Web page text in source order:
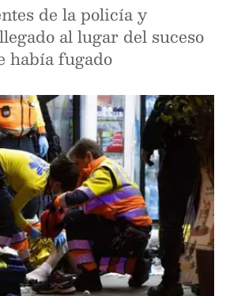
de la policía y
al lugar del suceso
había fugado